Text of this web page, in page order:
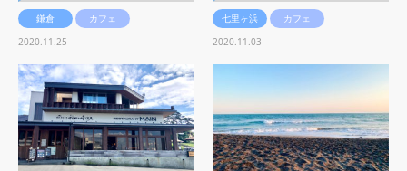
鎌倉
カフェ
2020.11.25
七里ヶ浜
カフェ
2020.11.03